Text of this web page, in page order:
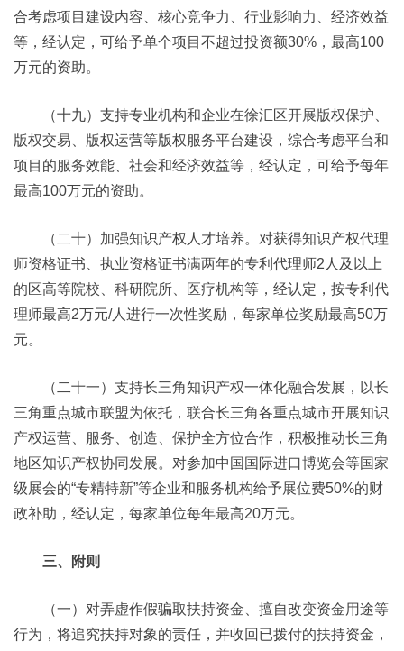
合考虑项目建设内容、核心竞争力、行业影响力、经济效益
等，经认定，可给予单个项目不超过投资额30%，最高100
万元的资助。
（十九）支持专业机构和企业在徐汇区开展版权保护、
版权交易、版权运营等版权服务平台建设，综合考虑平台和
项目的服务效能、社会和经济效益等，经认定，可给予每年
最高100万元的资助。
（二十）加强知识产权人才培养。对获得知识产权代理
师资格证书、执业资格证书满两年的专利代理师2人及以上
的区高等院校、科研院所、医疗机构等，经认定，按专利代
理师最高2万元/人进行一次性奖励，每家单位奖励最高50万
元。
（二十一）支持长三角知识产权一体化融合发展，以长
三角重点城市联盟为依托，联合长三角各重点城市开展知识
产权运营、服务、创造、保护全方位合作，积极推动长三角
地区知识产权协同发展。对参加中国国际进口博览会等国家
级展会的“专精特新”等企业和服务机构给予展位费50%的财
政补助，经认定，每家单位每年最高20万元。
三、附则
（一）对弄虚作假骗取扶持资金、擅自改变资金用途等
行为，将追究扶持对象的责任，并收回已拨付的扶持资金，